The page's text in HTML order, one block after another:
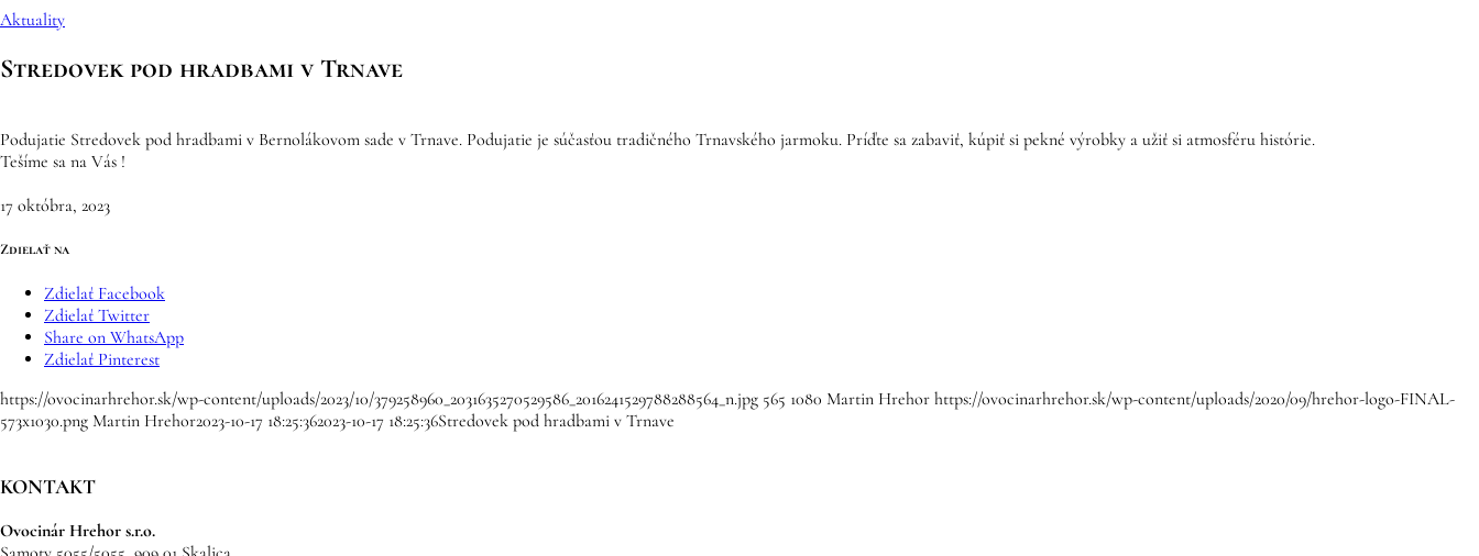
Aktuality
Stredovek pod hradbami v Trnave
Podujatie Stredovek pod hradbami v Bernolákovom sade v Trnave. Podujatie je súčasťou tradičného Trnavského jarmoku. Príďte sa zabaviť, kúpiť si pekné výrobky a užiť si atmosféru histórie.
Tešíme sa na Vás !
17 októbra, 2023
Zdielať na
Zdielať Facebook
Zdielať Twitter
Share on WhatsApp
Zdielať Pinterest
https://ovocinarhrehor.sk/wp-content/uploads/2023/10/379258960_2031635270529586_2016241529788288564_n.jpg 565 1080 Martin Hrehor https://ovocinarhrehor.sk/wp-content/uploads/2020/09/hrehor-logo-FINAL-
573x1030.png Martin Hrehor2023-10-17 18:25:362023-10-17 18:25:36Stredovek pod hradbami v Trnave
KONTAKT
Ovocinár Hrehor s.r.o.